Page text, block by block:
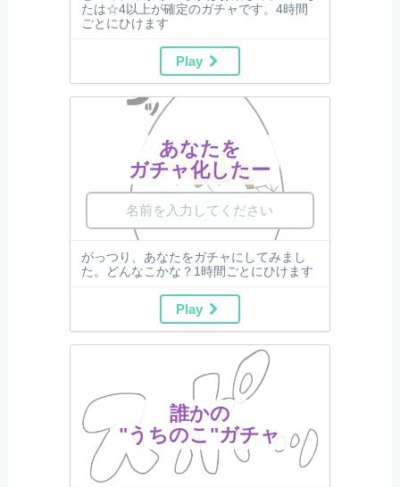
たは☆4以上が確定のガチャです。4時間
ごとにひけます
Play
あなたを
ガチャ化したー
がっつり、あなたをガチャにしてみまし
た。どんなこかな？1時間ごとにひけます
Play
誰かの
"うちのこ"ガチャ